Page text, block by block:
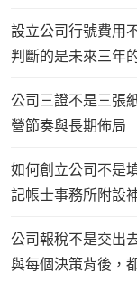
設立公司行號費用
判斷的是未來三年
公司三證不是三張
營節奏與長期佈局
如何創立公司不是
記帳士事務所附設
公司報稅不是交出
與每個決策背後，